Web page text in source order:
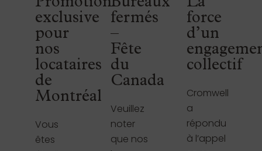
Promotion
exclusive
pour
nos
locataires
de
Montréal
Vous
êtes
Bureaux
fermés
–
Fête
du
Canada
Veuillez
noter
que nos
La
force
d’un
collectif
Cromwell
a
répondu
à l’appel